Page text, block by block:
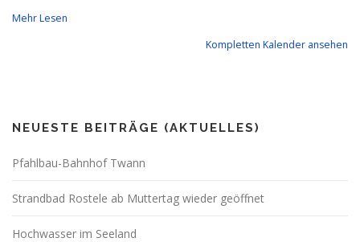
Mehr Lesen
Kompletten Kalender ansehen
NEUESTE BEITRÄGE (AKTUELLES)
Pfahlbau-Bahnhof Twann
Strandbad Rostele ab Muttertag wieder geöffnet
Hochwasser im Seeland